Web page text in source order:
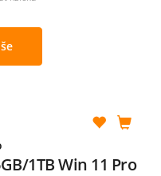
1TB Win 11 Pro